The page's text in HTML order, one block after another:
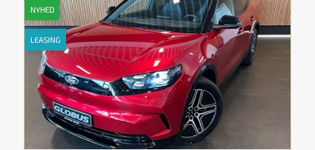
NYHED
LEASING